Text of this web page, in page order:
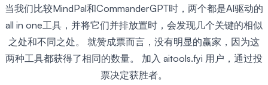
当我们比较MindPal和CommanderGPT时，两个都是AI驱动的
all in one工具，并将它们并排放置时，会发现几个关键的相似
之处和不同之处。 就赞成票而言，没有明显的赢家，因为这
两种工具都获得了相同的数量。 加入 aitools.fyi 用户，通过投
票决定获胜者。